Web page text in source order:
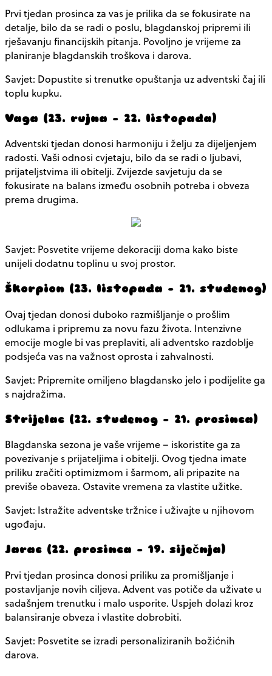
Prvi tjedan prosinca za vas je prilika da se fokusirate na
detalje, bilo da se radi o poslu, blagdanskoj pripremi ili
rješavanju financijskih pitanja. Povoljno je vrijeme za
planiranje blagdanskih troškova i darova.
Savjet: Dopustite si trenutke opuštanja uz adventski čaj ili
toplu kupku.
Vaga (23. rujna – 22. listopada)
Adventski tjedan donosi harmoniju i želju za dijeljenjem
radosti. Vaši odnosi cvjetaju, bilo da se radi o ljubavi,
prijateljstvima ili obitelji. Zvijezde savjetuju da se
fokusirate na balans između osobnih potreba i obveza
prema drugima.
Savjet: Posvetite vrijeme dekoraciji doma kako biste
unijeli dodatnu toplinu u svoj prostor.
Škorpion (23. listopada – 21. studenog)
Ovaj tjedan donosi duboko razmišljanje o prošlim
odlukama i pripremu za novu fazu života. Intenzivne
emocije mogle bi vas preplaviti, ali adventsko razdoblje
podsjeća vas na važnost oprosta i zahvalnosti.
Savjet: Pripremite omiljeno blagdansko jelo i podijelite ga
s najdražima.
Strijelac (22. studenog – 21. prosinca)
Blagdanska sezona je vaše vrijeme – iskoristite ga za
povezivanje s prijateljima i obitelji. Ovog tjedna imate
priliku zračiti optimizmom i šarmom, ali pripazite na
previše obaveza. Ostavite vremena za vlastite užitke.
Savjet: Istražite adventske tržnice i uživajte u njihovom
ugođaju.
Jarac (22. prosinca – 19. siječnja)
Prvi tjedan prosinca donosi priliku za promišljanje i
postavljanje novih ciljeva. Advent vas potiče da uživate u
sadašnjem trenutku i malo usporite. Uspjeh dolazi kroz
balansiranje obveza i vlastite dobrobiti.
Savjet: Posvetite se izradi personaliziranih božićnih
darova.